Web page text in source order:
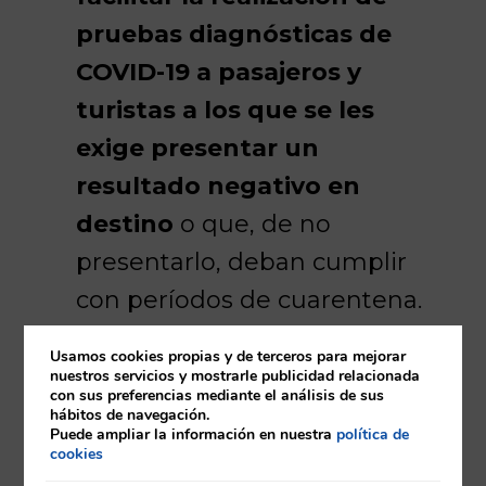
pruebas diagnósticas de
COVID-19 a pasajeros y
turistas a los que se les
exige presentar un
resultado negativo en
destino o que, de no
presentarlo, deban cumplir
con períodos de cuarentena.
Tiene a su disposición dos
maneras diferentes de
acceder a este servicio:
Usamos cookies propias y de terceros para mejorar
nuestros servicios y mostrarle publicidad relacionada
con sus preferencias mediante el análisis de sus
hábitos de navegación.
Puede ampliar la información en nuestra política de
cookies